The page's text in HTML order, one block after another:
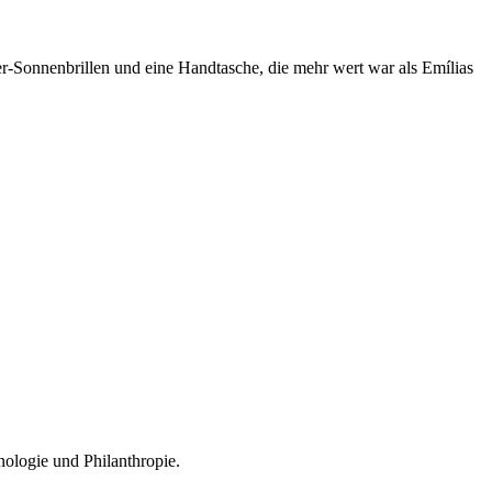
und eine Handtasche, die mehr wert war als Emílias
und Philanthropie.